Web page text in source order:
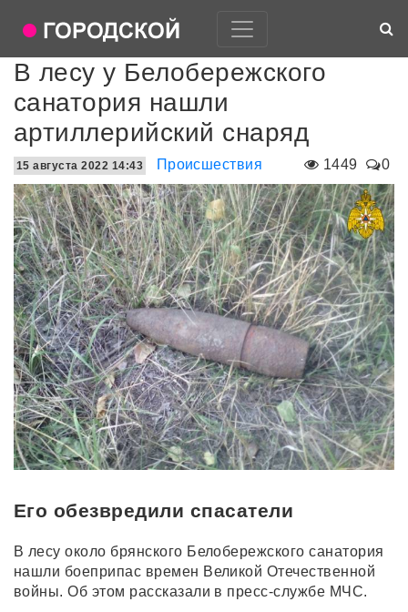
В лесу у Белобережского
санатория нашли
артиллерийский снаряд
1449 0
15 августа 2022 14:43 Происшествия
Его обезвредили спасатели
В лесу около брянского Белобережского санатория
нашли боеприпас времен Великой Отечественной
войны. Об этом рассказали в пресс-службе МЧС.